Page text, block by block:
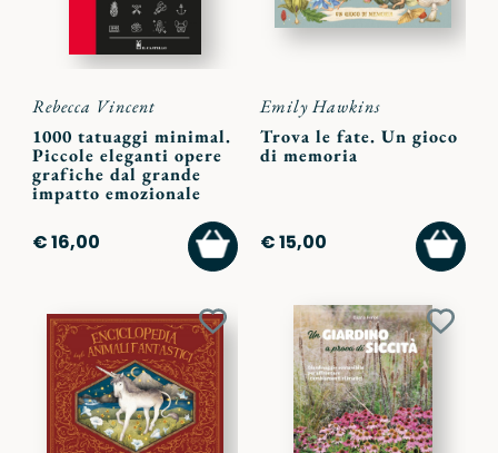
Rebecca Vincent
1000 tatuaggi minimal.
Piccole eleganti opere
grafiche dal grande
impatto emozionale
€ 16,00
AGGIUNGI
AL
CARRELLO
Emily Hawkins
Trova le fate. Un gioco
di memoria
€ 15,00
AL
Aggiungi
ai
preferiti